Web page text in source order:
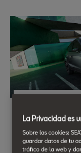
60 cuotas |
Por 220 €/mes*
La Privacidad es
Sobre las cookies:
guardar datos de tu
tráfico de la web y